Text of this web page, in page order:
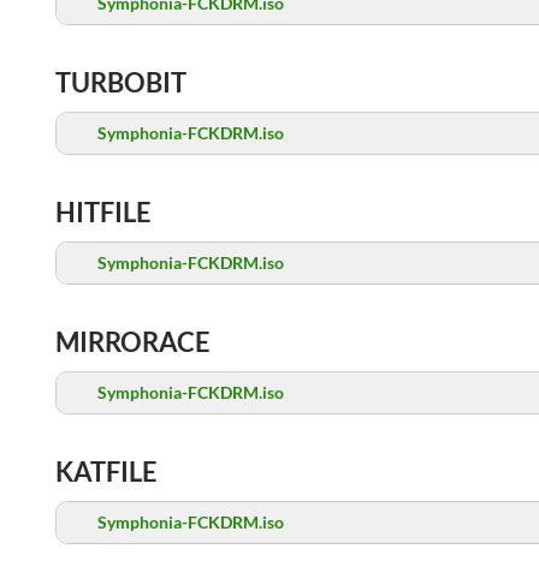
TURBOBIT
Symphonia-FCKDRM.iso
HITFILE
Symphonia-FCKDRM.iso
MIRRORACE
Symphonia-FCKDRM.iso
KATFILE
Symphonia-FCKDRM.iso